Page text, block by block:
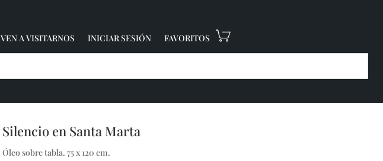
VEN A VISITARNOS INICIAR SESIÓN FAVORITOS
Silencio en Santa Marta
Óleo sobre tabla. 75 x 120 cm.